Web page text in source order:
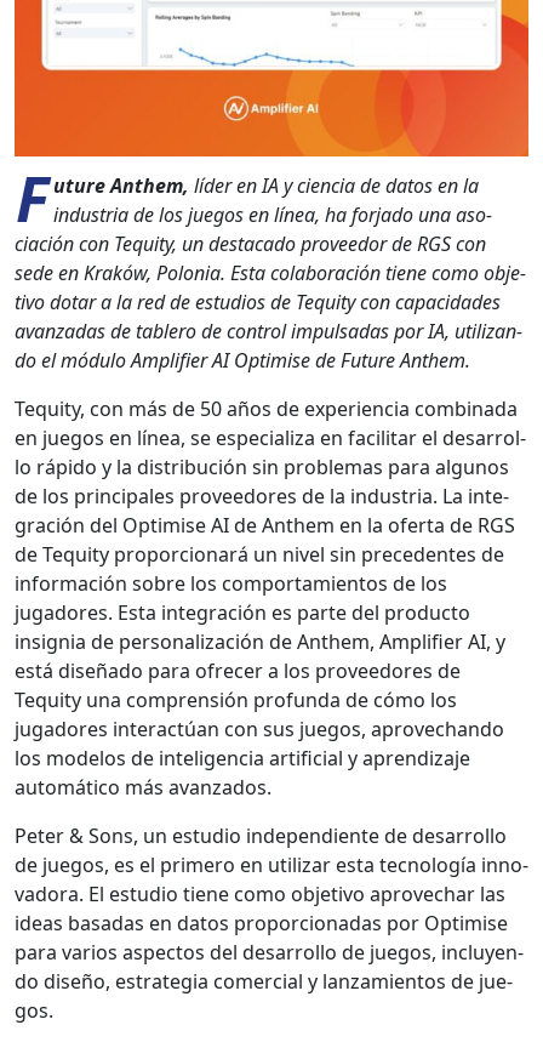
Future Anthem, líder en IA y cien­cia de datos en la
indus­tria de los jue­gos en línea, ha for­ja­do una aso­
ciación con Tequity, un desta­ca­do provee­dor de RGS con
sede en Kraków, Polo­nia. Esta colab­o­ración tiene como obje­
ti­vo dotar a la red de estu­dios de Tequity con capaci­dades
avan­zadas de tablero de con­trol impul­sadas por IA, uti­lizan­
do el módu­lo Ampli­fi­er AI Opti­mise de Future Anthem.
Tequity, con más de 50 años de expe­ri­en­cia com­bi­na­da
en jue­gos en línea, se espe­cial­iza en facil­i­tar el desar­rol­
lo rápi­do y la dis­tribu­ción sin prob­le­mas para algunos
de los prin­ci­pales provee­dores de la indus­tria. La inte­
gración del Opti­mise AI de Anthem en la ofer­ta de RGS
de Tequity pro­por­cionará un niv­el sin prece­dentes de
infor­ma­ción sobre los com­por­tamien­tos de los
jugadores. Esta inte­gración es parte del pro­duc­to
insignia de per­son­al­ización de Anthem, Ampli­fi­er AI, y
está dis­eña­do para ofre­cer a los provee­dores de
Tequity una com­pren­sión pro­fun­da de cómo los
jugadores inter­ac­túan con sus jue­gos, aprovechan­do
los mod­e­los de inteligen­cia arti­fi­cial y apren­diza­je
automáti­co más avan­za­dos.
Peter & Sons, un estu­dio inde­pen­di­ente de desar­rol­lo
de jue­gos, es el primero en uti­lizar esta tec­nología inno­
vado­ra. El estu­dio tiene como obje­ti­vo aprovechar las
ideas basadas en datos pro­por­cionadas por Opti­mise
para var­ios aspec­tos del desar­rol­lo de jue­gos, incluyen­
do dis­eño, estrate­gia com­er­cial y lan­za­mien­tos de jue­
gos.